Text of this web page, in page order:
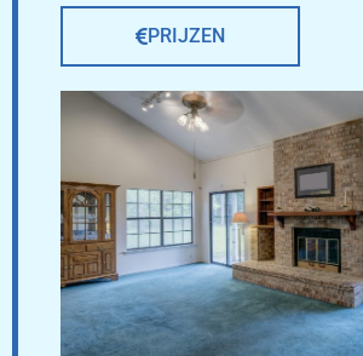
PRIJZEN